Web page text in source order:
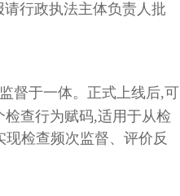
行政执法主体负责人批
督于一体。正式上线后,可
查行为赋码,适用于从检
检查频次监督、评价反